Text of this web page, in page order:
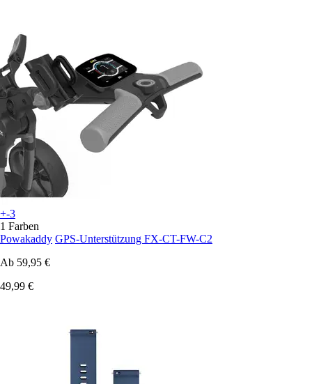
+-3
1 Farben
Powakaddy GPS-Unterstützung FX-CT-FW-C2
Ab 59,95 €
49,99 €